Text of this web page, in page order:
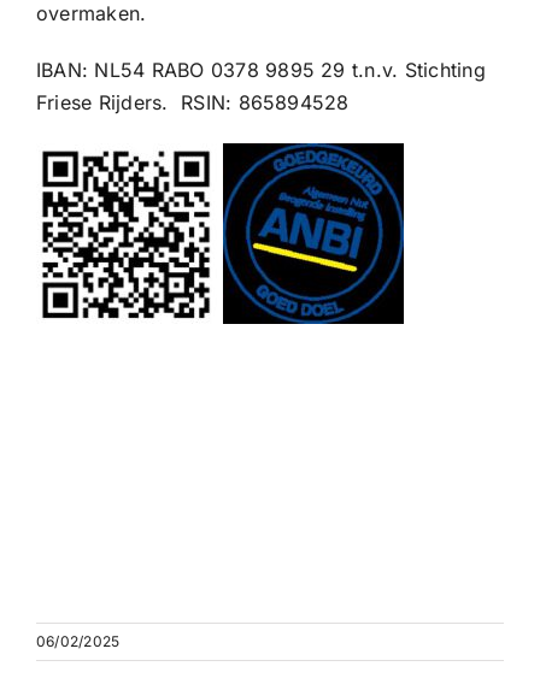
overmaken.
IBAN: NL54 RABO 0378 9895 29 t.n.v. Stichting
Friese Rijders. RSIN: 865894528
06/02/2025